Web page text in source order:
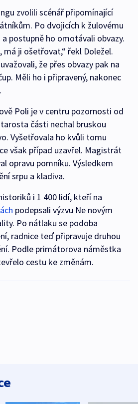
zvolili scénář připomínající
Po dvojicích k žulovému
postupně ho omotávali obvazy.
má ji ošetřovat,“ řekl Doležel.
že přes obvazy pak na
Měli ho i připravený, nakonec
Poli je v centru pozornosti od
části nechal bruskou
Vyšetřovala ho kvůli tomu
však případ uzavřel. Magistrát
opravu pomníku. Výsledkem
srpu a kladiva.
i 1 400 lidí, kteří na
podepsali výzvu Ne novým
Po nátlaku se podoba
radnice teď připravuje druhou
Podle primátorova náměstka
cestu ke změnám.